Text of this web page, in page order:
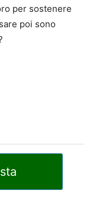
per sostenere
poi sono